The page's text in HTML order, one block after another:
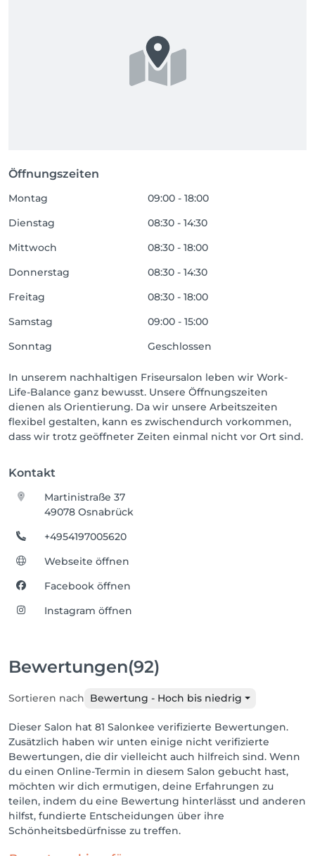
Öffnungszeiten
Montag
09:00 - 18:00
Dienstag
08:30 - 14:30
Mittwoch
08:30 - 18:00
Donnerstag
08:30 - 14:30
Freitag
08:30 - 18:00
Samstag
09:00 - 15:00
Sonntag
Geschlossen
In unserem nachhaltigen Friseursalon leben wir Work-
Life-Balance ganz bewusst. Unsere Öffnungszeiten
dienen als Orientierung. Da wir unsere Arbeitszeiten
flexibel gestalten, kann es zwischendurch vorkommen,
dass wir trotz geöffneter Zeiten einmal nicht vor Ort sind.
Kontakt
Martinistraße 37
49078 Osnabrück
+4954197005620
Webseite öffnen
Facebook öffnen
Instagram öffnen
Bewertungen(92)
Sortieren nach Bewertung - Hoch bis niedrig
Dieser Salon hat 81 Salonkee verifizierte Bewertungen.
Zusätzlich haben wir unten einige nicht verifizierte
Bewertungen, die dir vielleicht auch hilfreich sind. Wenn
du einen Online-Termin in diesem Salon gebucht hast,
möchten wir dich ermutigen, deine Erfahrungen zu
teilen, indem du eine Bewertung hinterlässt und anderen
hilfst, fundierte Entscheidungen über ihre
Schönheitsbedürfnisse zu treffen.